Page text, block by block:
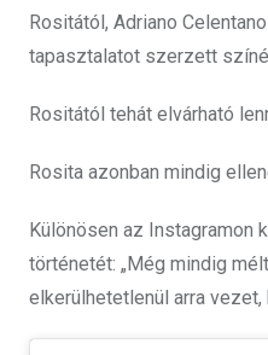
Rositától, Adriano
tapasztalatot szerzett
Rositától tehát elvárható
Rosita azonban mindig
Különösen az Instagramon
történetét: „Még mindig
elkerülhetetlenül arra vezet,